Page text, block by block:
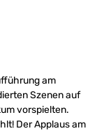
am
Szenen auf
vorspielten.
Der Applaus am